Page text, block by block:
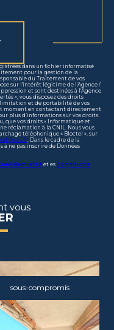
dans un fichier informatisé
pour la gestion de la
du Traitement de vos
sur l'intérêt légitime de l'Agence /
et sont destinées à l'Agence
», vous disposez des droits
limitation et de portabilité de vos
moment en contactant directement
plus d’informations sur vos droits.
que vos droits « Informatique et
réclamation à la CNIL. Nous vous
téléphonique « Bloctel », sur
. Dans le cadre de la
à ne pas inscrire de Données
et es Conditions
vous
sous-compromis